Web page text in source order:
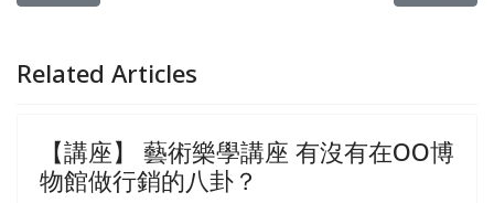
Related Articles
【講座】 藝術樂學講座 有沒有在OO博
物館做行銷的八卦？